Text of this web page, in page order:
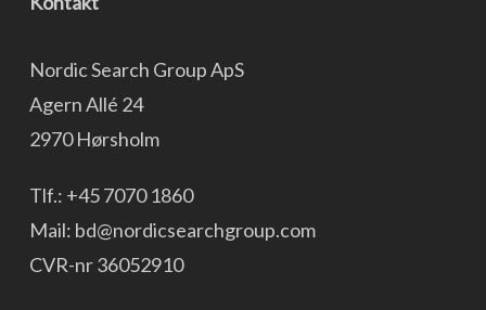
Nordic Search Group ApS
Agern Allé 24
2970 Hørsholm
Tlf.: +45 7070 1860
Mail: bd@nordicsearchgroup.com
CVR-nr 36052910